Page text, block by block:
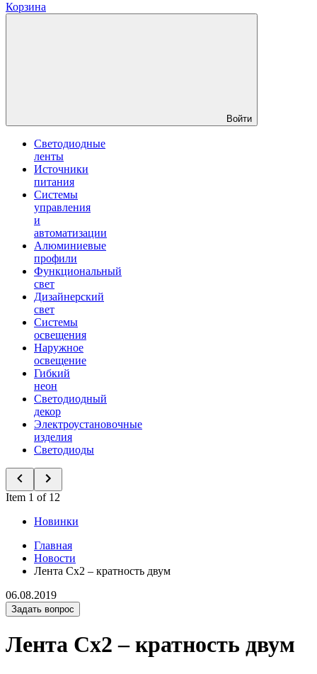
Корзина
Войти
Светодиодные
ленты
Источники
питания
Системы
управления
и
автоматизации
Алюминиевые
профили
Функциональный
свет
Дизайнерский
свет
Системы
освещения
Наружное
освещение
Гибкий
неон
Светодиодный
декор
Электроустановочные
изделия
Светодиоды
Item 1 of 12
Новинки
Главная
Новости
Лента Сх2 – кратность двум
06.08.2019
Задать вопрос
Лента Сх2 – кратность двум